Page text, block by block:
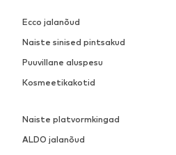
Ecco jalanõud
Naiste sinised pintsakud
Puuvillane aluspesu
Kosmeetikakotid
Naiste platvormkingad
ALDO jalanõud